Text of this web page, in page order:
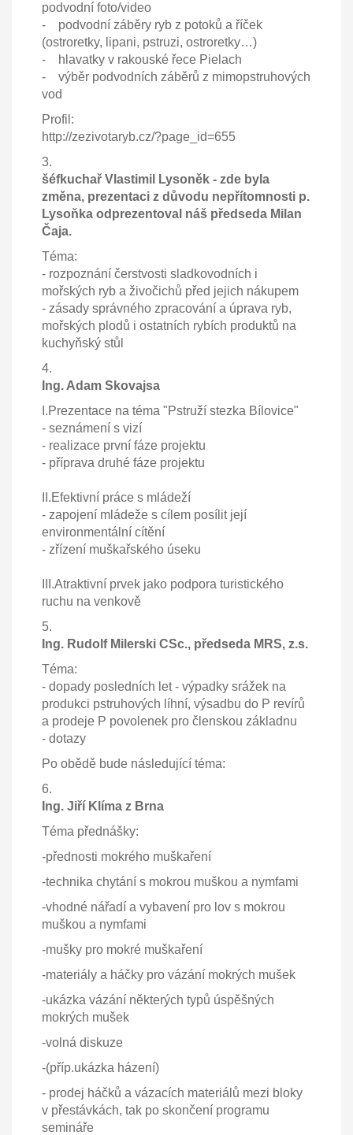
podvodní foto/video
- podvodní záběry ryb z potoků a říček
(ostroretky, lipani, pstruzi, ostroretky…)
- hlavatky v rakouské řece Pielach
- výběr podvodních záběrů z mimopstruhových
vod
Profil:
http://zezivotaryb.cz/?page_id=655
3.
šéfkuchař Vlastimil Lysoněk - zde byla
změna, prezentaci z důvodu nepřítomnosti p.
Lysoňka odprezentoval náš předseda Milan
Čaja.
Téma:
- rozpoznání čerstvosti sladkovodních i
mořských ryb a živočichů před jejich nákupem
- zásady správného zpracování a úprava ryb,
mořských plodů i ostatních rybích produktů na
kuchyňský stůl
4.
Ing. Adam Skovajsa
I.Prezentace na téma "Pstruží stezka Bílovice"
- seznámení s vizí
- realizace první fáze projektu
- příprava druhé fáze projektu
II.Efektivní práce s mládeží
- zapojení mládeže s cílem posílit její
environmentální cítění
- zřízení muškařského úseku
III.Atraktivní prvek jako podpora turistického
ruchu na venkově
5.
Ing. Rudolf Milerski CSc., předseda MRS, z.s.
Téma:
- dopady posledních let - výpadky srážek na
produkci pstruhových líhní, výsadbu do P revírů
a prodeje P povolenek pro členskou základnu
- dotazy
Po obědě bude následující téma:
6.
Ing. Jiří Klíma z Brna
Téma přednášky:
-přednosti mokrého muškaření
-technika chytání s mokrou muškou a nymfami
-vhodné nářadí a vybavení pro lov s mokrou
muškou a nymfami
-mušky pro mokré muškaření
-materiály a háčky pro vázání mokrých mušek
-ukázka vázání některých typů úspěšných
mokrých mušek
-volná diskuze
-(příp.ukázka házení)
- prodej háčků a vázacích materiálů mezi bloky
v přestávkách, tak po skončení programu
semináře